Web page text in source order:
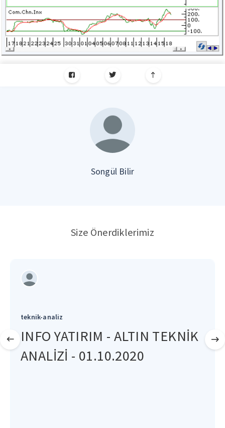
Songül Bilir
Size Önerdiklerimiz
teknik-analiz
INFO YATIRIM - ALTIN TEKNİK
ANALİZİ - 01.10.2020